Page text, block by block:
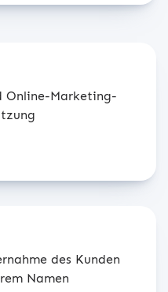
Online-Marketing-
des Kunden
Namen